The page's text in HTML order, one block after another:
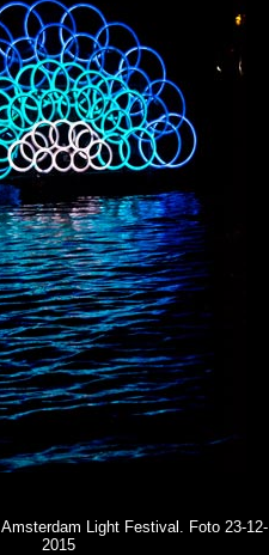
Amsterdam Light Festival. Foto 23-12-
2015